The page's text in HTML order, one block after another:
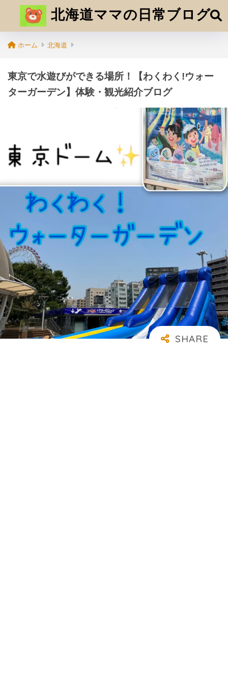
北海道ママの日常ブログ
ホーム 北海道
東京で水遊びができる場所！【わくわく!ウォー
ターガーデン】体験・観光紹介ブログ